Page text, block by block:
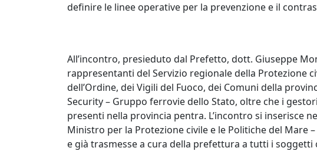
definire le linee operative per la prevenzione e il
All’incontro, presieduto dal Prefetto, dott. Giuseppe
rappresentanti del Servizio regionale della Protezione
dell’Ordine, dei Vigili del Fuoco, dei Comuni della
Security – Gruppo ferrovie dello Stato, oltre che i
presenti nella provincia pentra. L’incontro si inserisce
Ministro per la Protezione civile e le Politiche del Mare
e già trasmesse a cura della prefettura a tutti i